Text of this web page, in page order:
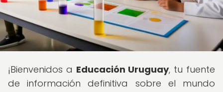
¡Bienvenidos a Educación Uruguay, tu fuente
de información definitiva sobre el mundo